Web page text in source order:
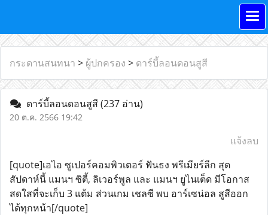
กระดานสนทนา > ผู้ปกครอง > ดาร์บี้ลอนดอนสูสี
ดาร์บี้ลอนดอนสูสี(237 อ่าน)
20 ต.ค. 2566 19:42
แจ้งลบ
[quote]เอไอ ซูเปอร์คอมพิวเตอร์ ฟันธง พรีเมียร์ลีก สุด
สัปดาห์นี้ แมนฯ ซิตี้, ลิเวอร์พูล และ แมนฯ ยูไนเต็ด มีโอกาส
สดใสที่จะเก็บ 3 แต้ม ส่วนเกม เชลซี พบ อาร์เซน่อล สูสีออก
ได้ทุกหน้า[/quote]